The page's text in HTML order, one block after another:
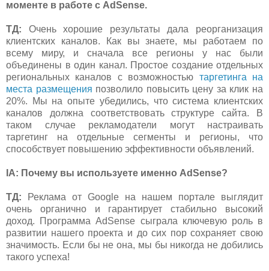
моменте в работе с AdSense.
ТД: Очень хорошие результаты дала реорганизация
клиентских каналов. Как вы знаете, мы работаем по
всему миру, и сначала все регионы у нас были
объединены в один канал. Простое создание отдельных
региональных каналов с возможностью таргетинга на
места размещения позволило повысить цену за клик на
20%. Мы на опыте убедились, что система клиентских
каналов должна соответствовать структуре сайта. В
таком случае рекламодатели могут настраивать
таргетинг на отдельные сегменты и регионы, что
способствует повышению эффективности объявлений.
IA: Почему вы используете именно AdSense?
ТД: Реклама от Google на нашем портале выглядит
очень органично и гарантирует стабильно высокий
доход. Программа AdSense сыграла ключевую роль в
развитии нашего проекта и до сих пор сохраняет свою
значимость. Если бы не она, мы бы никогда не добились
такого успеха!